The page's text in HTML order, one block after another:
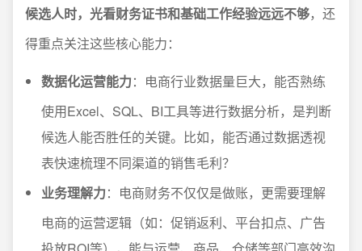
候选人时，光看财务证书和基础工作经验远远不够，还
得重点关注这些核心能力：
数据化运营能力：电商行业数据量巨大，能否熟练
使用Excel、SQL、BI工具等进行数据分析，是判断
候选人能否胜任的关键。比如，能否通过数据透视
表快速梳理不同渠道的销售毛利？
业务理解力：电商财务不仅仅是做账，更需要理解
电商的运营逻辑（如：促销返利、平台扣点、广告